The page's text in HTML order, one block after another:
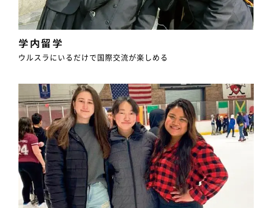
学内留学
ウルスラにいるだけで国際交流が楽しめる